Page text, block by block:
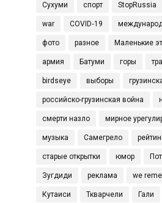
Сухуми спорт StopRussia
war COVID‑19
фото разное Маленькие
армия Батуми горы
birdseye выборы
российско-грузинская война
смерти назло мирное
музыка Самегрело
старые открытки юмор
Зугдиди реклама we
Кутаиси Ткварчели Гали